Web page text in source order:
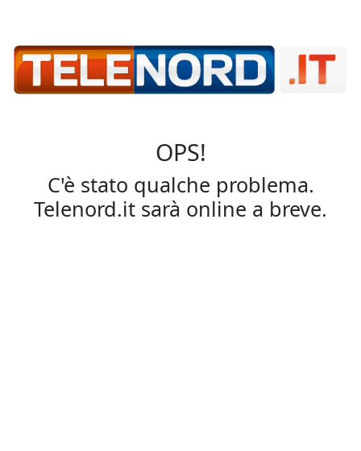
OPS!
C'è stato qualche problema.
Telenord.it sarà online a breve.